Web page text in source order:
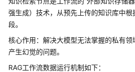
产
绍
开
强生成）技术，从预先上传的知识库中
段。
核心作用：解决大模型无法掌握的私有
产生幻觉的问题。
RAG工作流数据运行机制如下：